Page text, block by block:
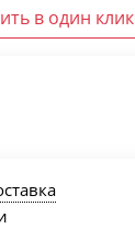
в один клик